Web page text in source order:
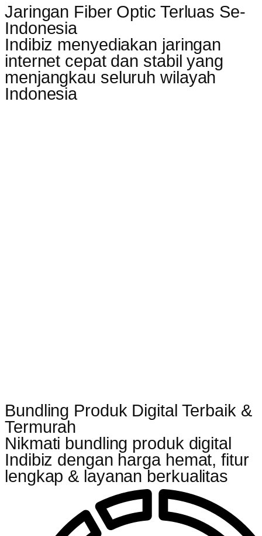
Jaringan Fiber Optic Terluas Se-
Indonesia
Indibiz menyediakan jaringan
internet cepat dan stabil yang
menjangkau seluruh wilayah
Indonesia
Bundling Produk Digital Terbaik &
Termurah
Nikmati bundling produk digital
Indibiz dengan harga hemat, fitur
lengkap & layanan berkualitas